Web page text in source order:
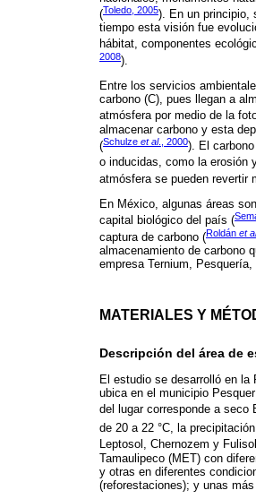
(Toledo, 2005). En un principio,
tiempo esta visión fue
hábitat, componentes
2008).
Entre los servicios
carbono (C), pues llegan a
atmósfera por medio de la
almacenar carbono y esta
(Schulze et al., 2000). El
o inducidas, como la erosión
atmósfera se pueden revertir
En México, algunas áreas
capital biológico del país (
captura de carbono (Roldán et
almacenamiento de carbono
empresa Ternium,
MATERIALES Y
Descripción del área de
El estudio se desarrolló en
ubica en el municipio
del lugar corresponde a seco
de 20 a 22 °C, la
Leptosol, Chernozem y
Tamaulipeco (MET) con
y otras en diferentes
(reforestaciones); y unas